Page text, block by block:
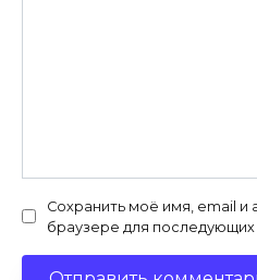
Сохранить моё имя, email и
браузере для